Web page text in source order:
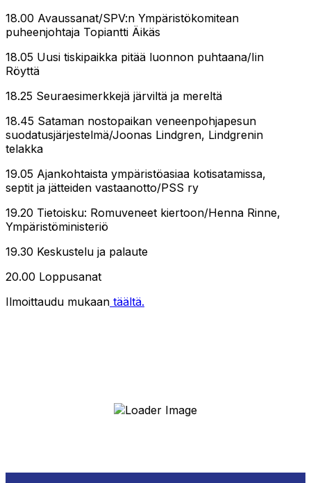
18.00 Avaussanat/SPV:n Ympäristökomitean
puheenjohtaja Topiantti Äikäs
18.05 Uusi tiskipaikka pitää luonnon puhtaana/Iin
Röyttä
18.25 Seuraesimerkkejä järviltä ja mereltä
18.45 Sataman nostopaikan veneenpohjapesun
suodatusjärjestelmä/Joonas Lindgren, Lindgrenin
telakka
19.05 Ajankohtaista ympäristöasiaa kotisatamissa,
septit ja jätteiden vastaanotto/PSS ry
19.20 Tietoisku: Romuveneet kiertoon/Henna Rinne,
Ympäristöministeriö
19.30 Keskustelu ja palaute
20.00 Loppusanat
Ilmoittaudu mukaan täältä.